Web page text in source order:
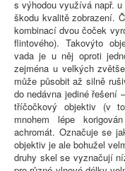
s výhodou využívá např.
škodu kvalitě zobrazení.
kombinací dvou čoček
flintového). Takovýto
vada je u něj oproti
zejména u velkých
může působit až silně
do nedávna jediné řešení
tříčočkový objektiv (v
mnohem lépe
achromát. Označuje se
objektiv je ale bohužel
druhy skel se vyznačují